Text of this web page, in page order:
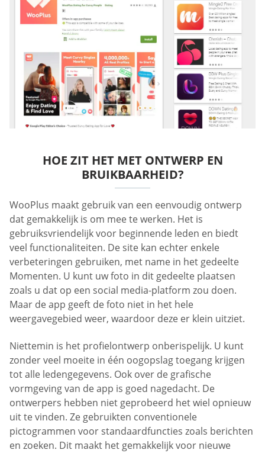
HOE ZIT HET MET ONTWERP EN
BRUIKBAARHEID?
WooPlus maakt gebruik van een eenvoudig ontwerp
dat gemakkelijk is om mee te werken. Het is
gebruiksvriendelijk voor beginnende leden en biedt
veel functionaliteiten. De site kan echter enkele
verbeteringen gebruiken, met name in het gedeelte
Momenten. U kunt uw foto in dit gedeelte plaatsen
zoals u dat op een social media-platform zou doen.
Maar de app geeft de foto niet in het hele
weergavegebied weer, waardoor deze er klein uitziet.
Niettemin is het profielontwerp onberispelijk. U kunt
zonder veel moeite in één oogopslag toegang krijgen
tot alle ledengegevens. Ook over de grafische
vormgeving van de app is goed nagedacht. De
ontwerpers hebben niet geprobeerd het wiel opnieuw
uit te vinden. Ze gebruikten conventionele
pictogrammen voor standaardfuncties zoals berichten
en zoeken. Dit maakt het gemakkelijk voor nieuwe